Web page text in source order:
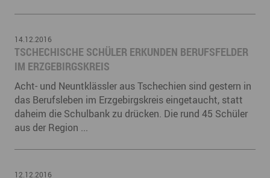
14.12.2016
TSCHECHISCHE SCHÜLER ERKUNDEN BERUFSFELDER
IM ERZGEBIRGSKREIS
Acht- und Neuntklässler aus Tschechien sind gestern in
das Berufsleben im Erzgebirgskreis eingetaucht, statt
daheim die Schulbank zu drücken. Die rund 45 Schüler
aus der Region ...
12.12.2016